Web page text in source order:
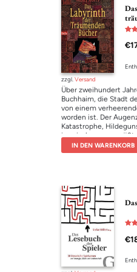
Kochkünsten zu
Standesunterschiede
Liebe zwischen dem
mit
4.00
€
zzgl. Versand
Über zweihundert
Buchhaim, die Stadt
von einem
worden ist. Der
Katastrophe,
inzwischen zum
Zamoniens avanciert
Lindwurmfeste von
wieder einen Sinn gibt.
IN DEN WARENKORB
mit
4.00
€